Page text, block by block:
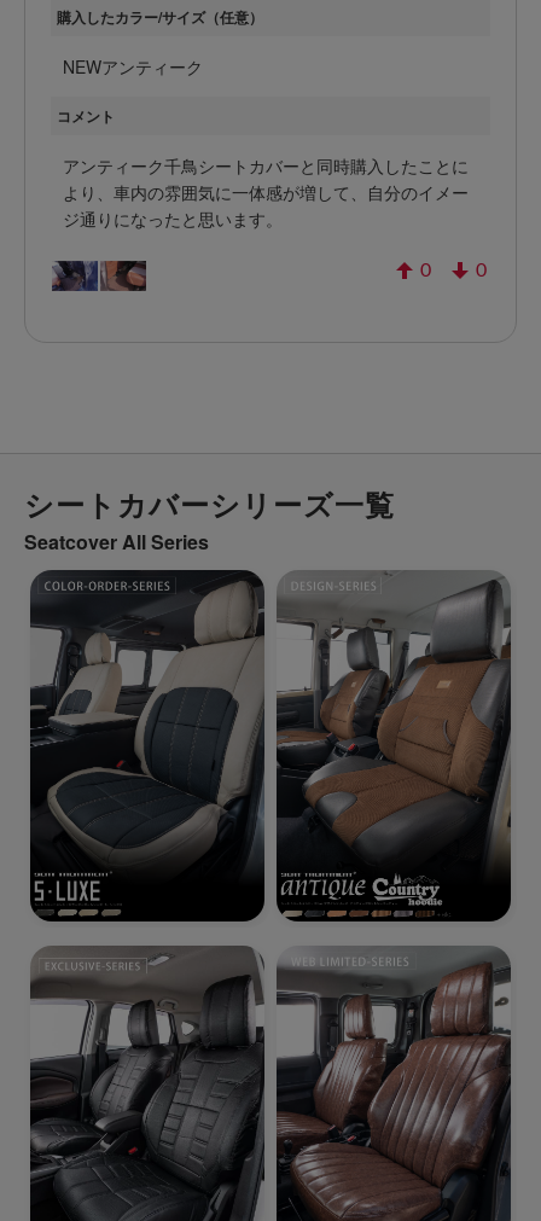
購入したカラー/サイズ（任意）
NEWアンティーク
コメント
アンティーク千鳥シートカバーと同時購入したことに
より、車内の雰囲気に一体感が増して、自分のイメー
ジ通りになったと思います。
0 0
シートカバーシリーズ一覧
Seatcover All Series